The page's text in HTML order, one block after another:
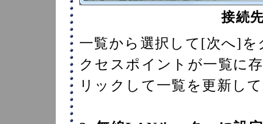
接続
一覧から選択して[次へ]
クセスポイントが一覧に
リックして一覧を更新し